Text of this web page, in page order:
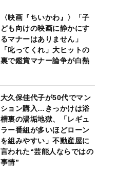
〈映画『ちいかわ』〉「子
ども向けの映画に静かにす
るマナーはありません」
「叱ってくれ」大ヒットの
裏で鑑賞マナー論争が白熱
大久保佳代子が50代でマン
ション購入…きっかけは浴
槽裏の湯垢地獄、「レギュ
ラー番組が多いほどローン
を組みやすい」不動産屋に
言われた“芸能人ならではの
事情”